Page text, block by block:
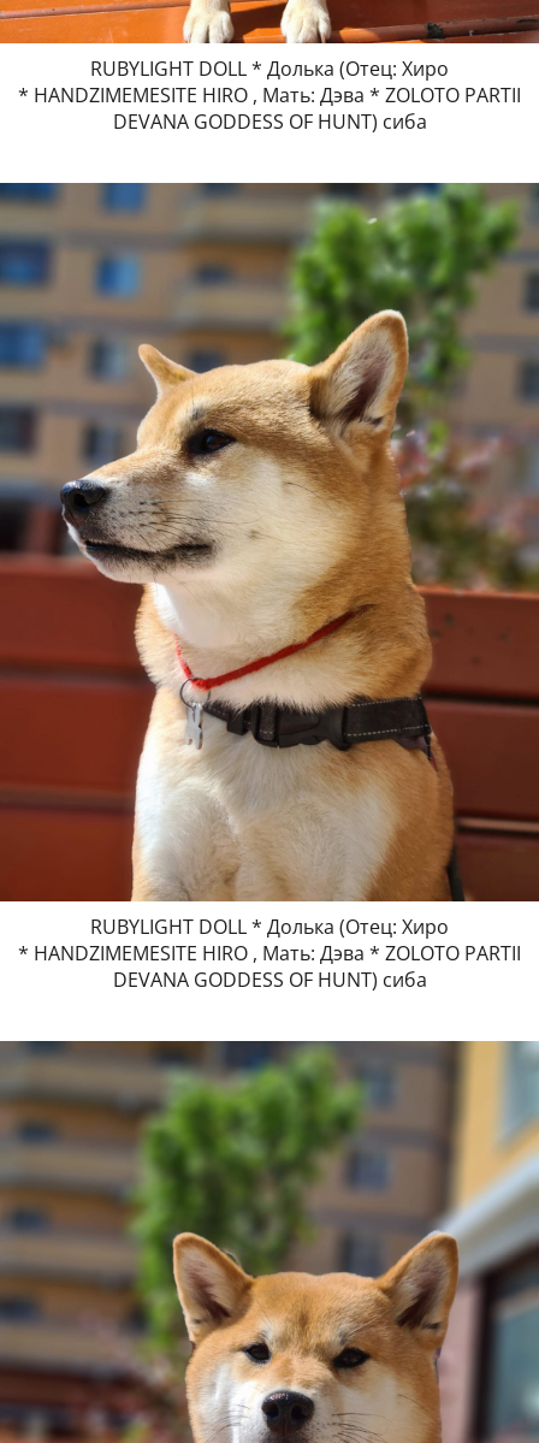
RUBYLIGHT DOLL * Долька (Отец: Хиро
* HANDZIMEMESITE HIRO , Мать: Дэва * ZOLOTO PARTII
DEVANA GODDESS OF HUNT) сиба
RUBYLIGHT DOLL * Долька (Отец: Хиро
* HANDZIMEMESITE HIRO , Мать: Дэва * ZOLOTO PARTII
DEVANA GODDESS OF HUNT) сиба